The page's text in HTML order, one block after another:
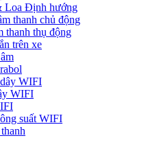
Loa Định hướng
thanh chủ động
thanh thụ động
trên xe
WIFI
WIFI
suất WIFI